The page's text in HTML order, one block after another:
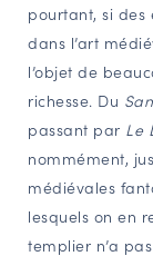
pourtant, si des
dans l’art
l’objet de
richesse. Du
passant par Le
nommément,
médiévales
lesquels on en
templier n’a